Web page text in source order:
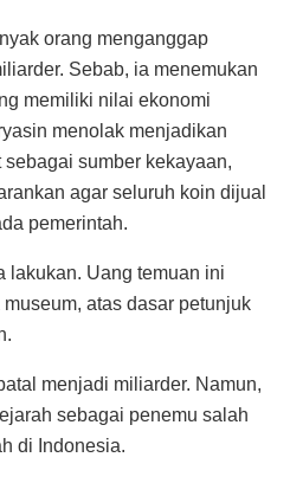
orang menganggap
Sebab, ia menemukan
memiliki nilai ekonomi
menolak menjadikan
sumber kekayaan,
agar seluruh koin dijual
pemerintah.
lakukan. Uang temuan ini
atas dasar petunjuk
menjadi miliarder. Namun,
sebagai penemu salah
di Indonesia.